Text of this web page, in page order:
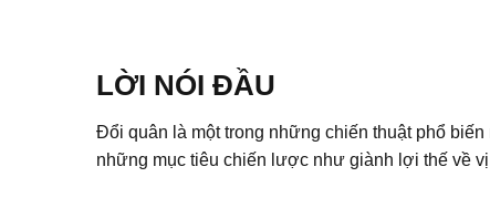
LỜI NÓI ĐẦU
Đổi quân là một trong những chiến thuật phổ
những mục tiêu chiến lược như giành lợi thế về